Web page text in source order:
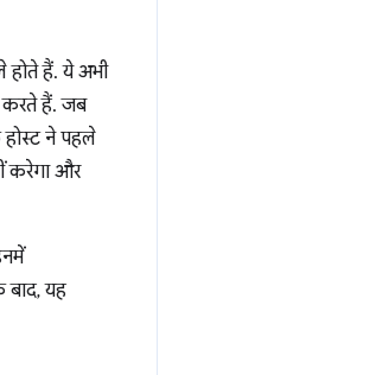
हैं. ये अभी
करते हैं. जब
होस्ट ने पहले
करेगा और
बाद, यह